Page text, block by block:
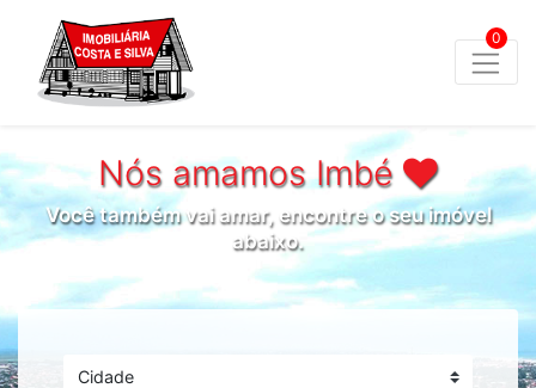
0
Nós amamos Imbé
Você também vai amar, encontre o seu imóvel
abaixo.